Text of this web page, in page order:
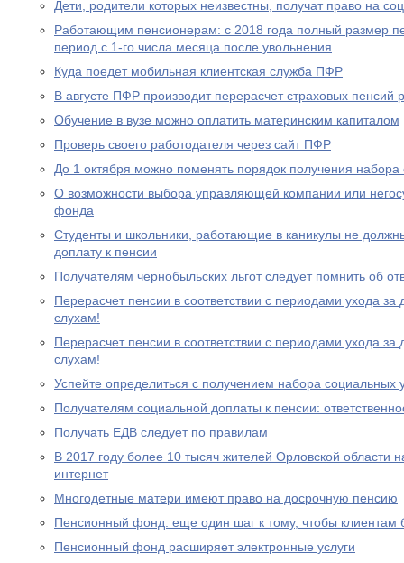
Дети, родители которых неизвестны, получат право на
Работающим пенсионерам: с 2018 года полный размер
период с 1-го числа месяца после увольнения
Куда поедет мобильная клиентская служба ПФР
В августе ПФР производит перерасчет страховых
Обучение в вузе можно оплатить материнским капиталом
Проверь своего работодателя через сайт ПФР
До 1 октября можно поменять порядок получения набора
О возможности выбора управляющей компании или
фонда
Студенты и школьники, работающие в каникулы не
доплату к пенсии
Получателям чернобыльских льгот следует помнить об
Перерасчет пенсии в соответствии с периодами ухода за
слухам!
Перерасчет пенсии в соответствии с периодами ухода за
слухам!
Успейте определиться с получением набора социальных
Получателям социальной доплаты к пенсии:
Получать ЕДВ следует по правилам
В 2017 году более 10 тысяч жителей Орловской области
интернет
Многодетные матери имеют право на досрочную пенсию
Пенсионный фонд: еще один шаг к тому, чтобы клиентам
Пенсионный фонд расширяет электронные услуги